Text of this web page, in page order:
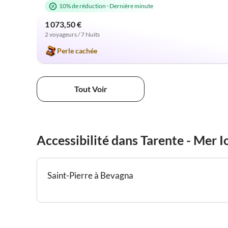
10% de réduction · Dernière minute
1 073,50 €
2 voyageurs / 7 Nuits
Perle cachée
Tout Voir
Accessibilité dans Tarente - Mer
Saint-Pierre à Bevagna